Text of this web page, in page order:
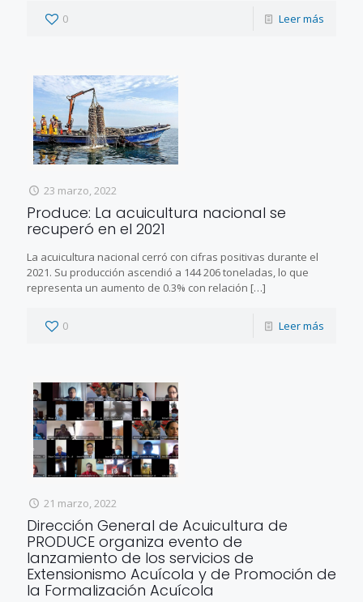
0 Leer más
23 marzo, 2022
Produce: La acuicultura nacional se
recuperó en el 2021
La acuicultura nacional cerró con cifras positivas durante el
2021. Su producción ascendió a 144 206 toneladas, lo que
representa un aumento de 0.3% con relación […]
0 Leer más
21 marzo, 2022
Dirección General de Acuicultura de
PRODUCE organiza evento de
lanzamiento de los servicios de
Extensionismo Acuícola y de Promoción de
la Formalización Acuícola